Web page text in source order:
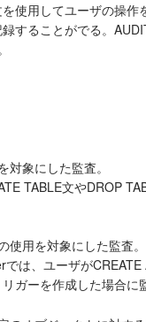
使用してユーザの操作
することがでる。
象にした監査。
TABLE文やDROP
用を対象にした監査。
は、ユーザがCREATE
ガーを作成した場合に